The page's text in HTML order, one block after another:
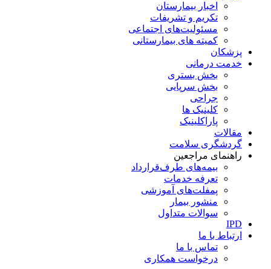
اخبار بیمارستان
تکریم و تشریفات
مسئولیت‌های اجتماعی
کمیته های بیمارستانی
پزشکان
خدمت درمانی
بخش بستری
بخش سرپایی
جراحی
کلینیک ها
پاراکلینیک
مقالات
گردشگری سلامت
راهنمای مراجعین
بیمه‌های طرف‌قرارداد
تعرفه خدمات
پمفلت‌های آموزشی
منشور بیمار
سوالات متداول
IPD
ارتباط با ما
تماس با ما
درخواست همکاری